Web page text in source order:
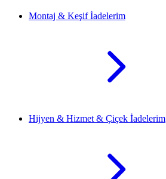
Montaj & Keşif İadelerim
Hijyen & Hizmet & Çiçek İadelerim